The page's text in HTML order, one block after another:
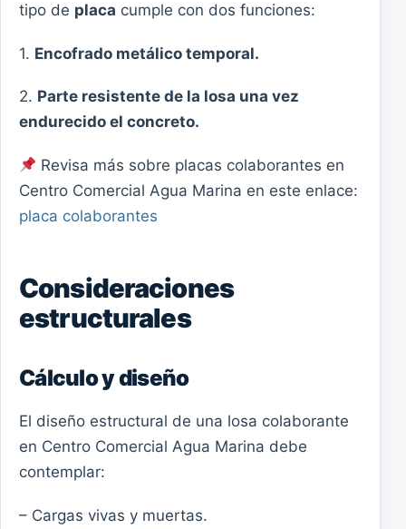
tipo de placa cumple con dos funciones:
1. Encofrado metálico temporal.
2. Parte resistente de la losa una vez
endurecido el concreto.
Revisa más sobre placas colaborantes en
Centro Comercial Agua Marina en este enlace:
placa colaborantes
Consideraciones
estructurales
Cálculo y diseño
El diseño estructural de una losa colaborante
en Centro Comercial Agua Marina debe
contemplar:
– Cargas vivas y muertas.